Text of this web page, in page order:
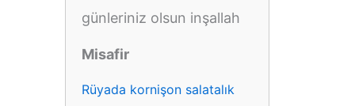
günleriniz olsun inşallah
Misafir
Rüyada kornişon salatalık